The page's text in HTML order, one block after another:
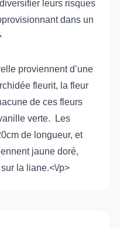
leurs risques
dans un
proviennent d’une
fleurit, la fleur
de ces fleurs
verte. Les
de longueur, et
jaune doré,
la liane.<\/p>